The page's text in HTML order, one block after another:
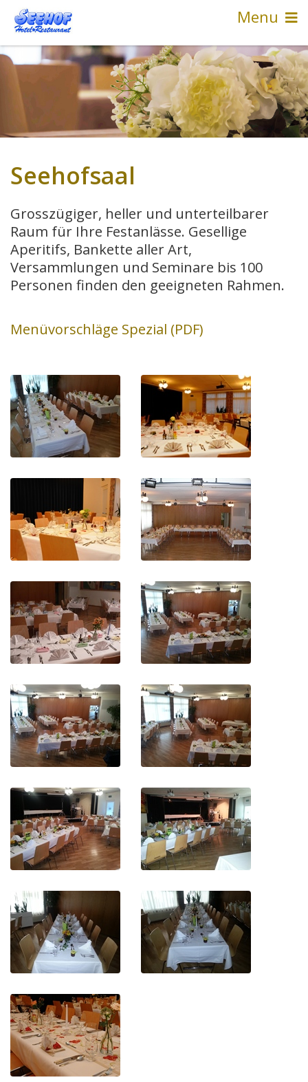
Menu
Seehofsaal
Grosszügiger, heller und unterteilbarer
Raum für Ihre Festanlässe. Gesellige
Aperitifs, Bankette aller Art,
Versammlungen und Seminare bis 100
Personen finden den geeigneten Rahmen.
Menüvorschläge Spezial (PDF)